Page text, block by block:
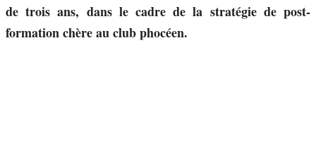
de trois ans, dans le cadre de la stratégie de post-
formation chère au club phocéen.